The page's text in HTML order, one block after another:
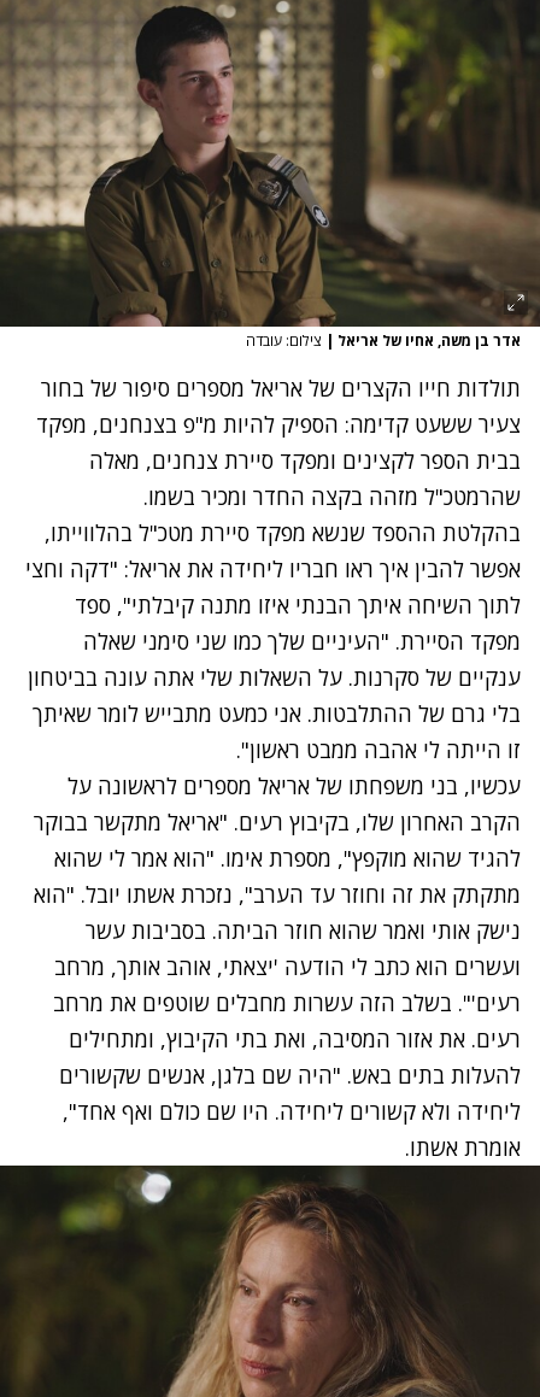
אדר בן משה, אחיו של אריאל צילום: עובדה
תולדות חייו הקצרים של אריאל מספרים סיפור של בחור
צעיר ששעט קדימה: הספיק להיות מ"פ בצנחנים, מפקד
בבית הספר לקצינים ומפקד סיירת צנחנים, מאלה
שהרמטכ"ל מזהה בקצה החדר ומכיר בשמו.
בהקלטת ההספד שנשא מפקד סיירת מטכ"ל בהלווייתו,
אפשר להבין איך ראו חבריו ליחידה את אריאל: "דקה וחצי
לתוך השיחה איתך הבנתי איזו מתנה קיבלתי", ספד
מפקד הסיירת. "העיניים שלך כמו שני סימני שאלה
ענקיים של סקרנות. על השאלות שלי אתה עונה בביטחון
בלי גרם של ההתלבטות. אני כמעט מתבייש לומר שאיתך
זו הייתה לי אהבה ממבט ראשון".
עכשיו, בני משפחתו של אריאל מספרים לראשונה על
הקרב האחרון שלו, בקיבוץ רעים. "אריאל מתקשר בבוקר
להגיד שהוא מוקפץ", מספרת אימו. "הוא אמר לי שהוא
מתקתק את זה וחוזר עד הערב", נזכרת אשתו יובל. "הוא
נישק אותי ואמר שהוא חוזר הביתה. בסביבות עשר
ועשרים הוא כתב לי הודעה 'יצאתי, אוהב אותך, מרחב
רעים'". בשלב הזה עשרות מחבלים שוטפים את מרחב
רעים. את אזור המסיבה, ואת בתי הקיבוץ, ומתחילים
להעלות בתים באש. "היה שם בלגן, אנשים שקשורים
ליחידה ולא קשורים ליחידה. היו שם כולם ואף אחד",
אומרת אשתו.